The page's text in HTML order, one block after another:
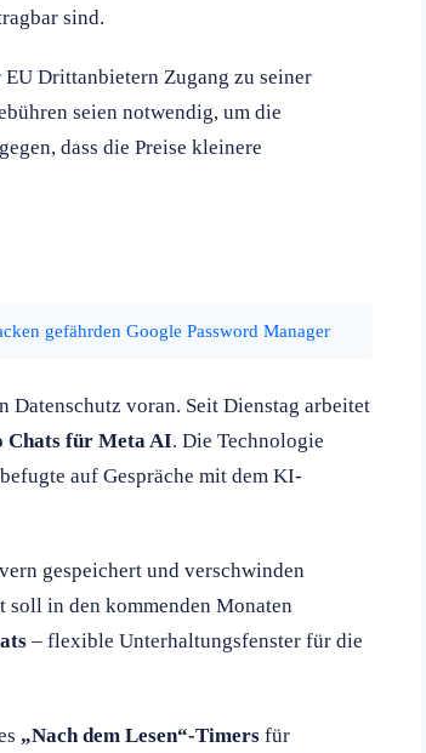
sind.
EU Drittanbietern Zugang zu seiner
seien notwendig, um die
dass die Preise kleinere
gefährden Google Password Manager
Datenschutz voran. Seit Dienstag arbeitet
Chats für Meta AI. Die Technologie
auf Gespräche mit dem KI-
gespeichert und verschwinden
soll in den kommenden Monaten
– flexible Unterhaltungsfenster für die
„Nach dem Lesen“-Timers für